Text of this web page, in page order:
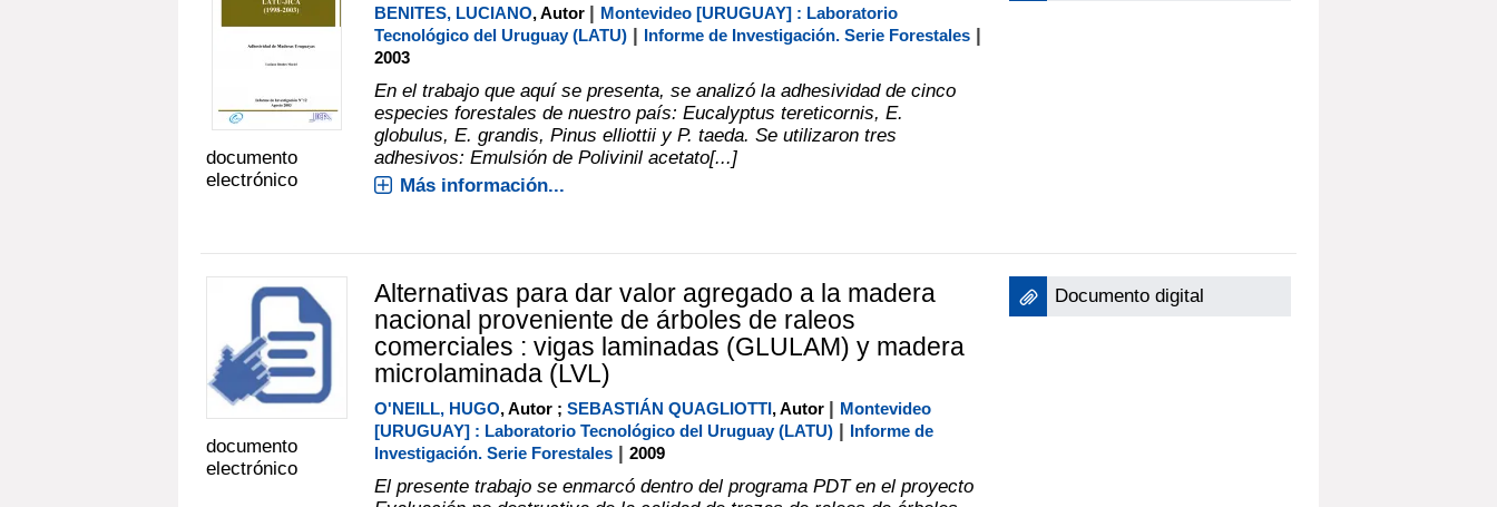
documento
electrónico
BENITES, LUCIANO, Autor | Montevideo [URUGUAY] : Laboratorio
Tecnológico del Uruguay (LATU)| Informe de Investigación. Serie Forestales|
2003
En el trabajo que aquí se presenta, se analizó la adhesividad de cinco
especies forestales de nuestro país: Eucalyptus tereticornis, E.
globulus, E. grandis, Pinus elliottii y P. taeda. Se utilizaron tres
adhesivos: Emulsión de Polivinil acetato[...]
Más información...
documento
electrónico
Alternativas para dar valor agregado a la madera
nacional proveniente de árboles de raleos
comerciales : vigas laminadas (GLULAM) y madera
microlaminada (LVL)
O'NEILL, HUGO, Autor ; SEBASTIÁN QUAGLIOTTI, Autor | Montevideo
[URUGUAY] : Laboratorio Tecnológico del Uruguay (LATU)| Informe de
Investigación. Serie Forestales| 2009
El presente trabajo se enmarcó dentro del programa PDT en el proyecto
Documento digital